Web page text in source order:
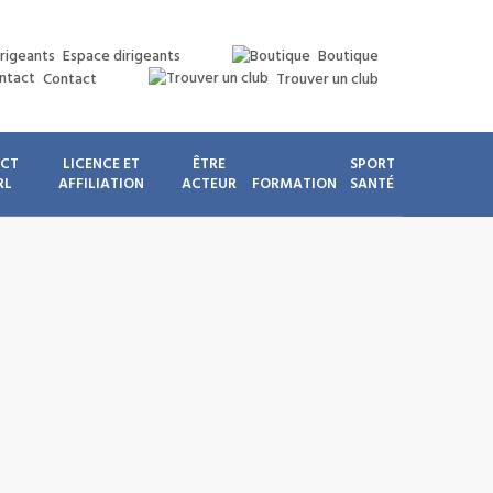
Espace dirigeants
Boutique
Contact
Trouver un club
LICENCE ET
AFFILIATION
ÊTRE
ACTEUR
FORMATION
SPORT
SANTÉ